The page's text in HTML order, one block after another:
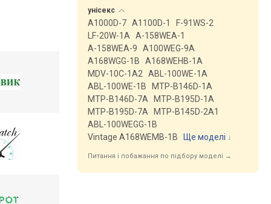
унісекс
A1000D-7 A1100D-1
F-91WS-2
LF-20W-1A
A-158WEA-1
A-158WEA-9
A100WEG-9A
A168WGG-1B
A168WEHB-1A
MDV-10C-1A2
ABL-100WE-1A
ABL-100WE-1B
MTP-B146D-1A
MTP-B146D-7A
MTP-B195D-1A
MTP-B195D-7A
MTP-B145D-2A1
ABL-100WEGG-1B
Vintage A168WEMB-1B
Ще моделі ↓
Питання і побажання по підбору моделі →